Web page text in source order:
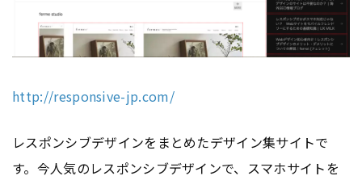
http://responsive-jp.com/
レスポンシブデザインをまとめたデザイン集サイトで
す。今人気のレスポンシブデザインで、 スマホサイトを